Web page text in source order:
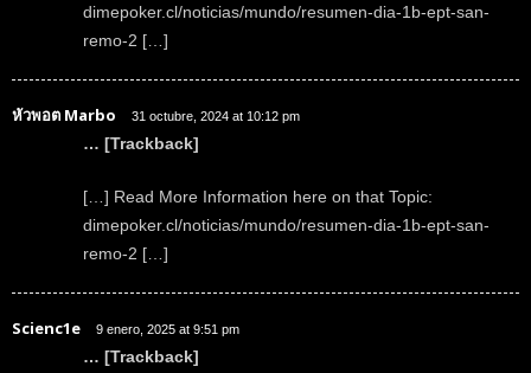
dimepoker.cl/noticias/mundo/resumen-dia-1b-ept-san-
remo-2 […]
หัวพอต Marbo 31 octubre, 2024 at 10:12 pm
… [Trackback]
[…] Read More Information here on that Topic:
dimepoker.cl/noticias/mundo/resumen-dia-1b-ept-san-
remo-2 […]
Scienc1e 9 enero, 2025 at 9:51 pm
… [Trackback]